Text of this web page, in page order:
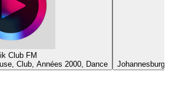
Club FM
Club, Années 2000, Dance